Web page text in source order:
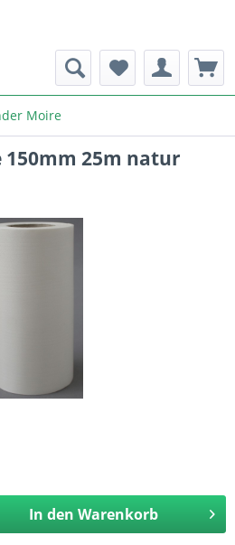
Moire
25m natur
In den Warenkorb